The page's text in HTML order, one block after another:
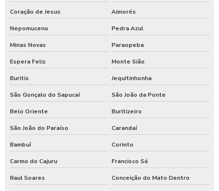
Tarifador para calibrador
Tarifador para calibrador com fichas
Tarifador para calibrador com moedas
Tarifador para calibrador com pix
Temporizador de banho com pix
Temporizador de chuveiro com ficha
Temporizador de chuveiros
Timer para chuveiro com fichas
Coração de Jesus Aimorés
Nepomuceno Pedra Azul
Minas Novas Paraopeba
Espera Feliz Monte Sião
Buritis Jequitinhonha
São Gonçalo do Sapucaí São João da Ponte
Belo Oriente Buritizeiro
São João do Paraíso Carandaí
Bambuí Corinto
Carmo do Cajuru Francisco Sá
Raul Soares Conceição do Mato Dentro